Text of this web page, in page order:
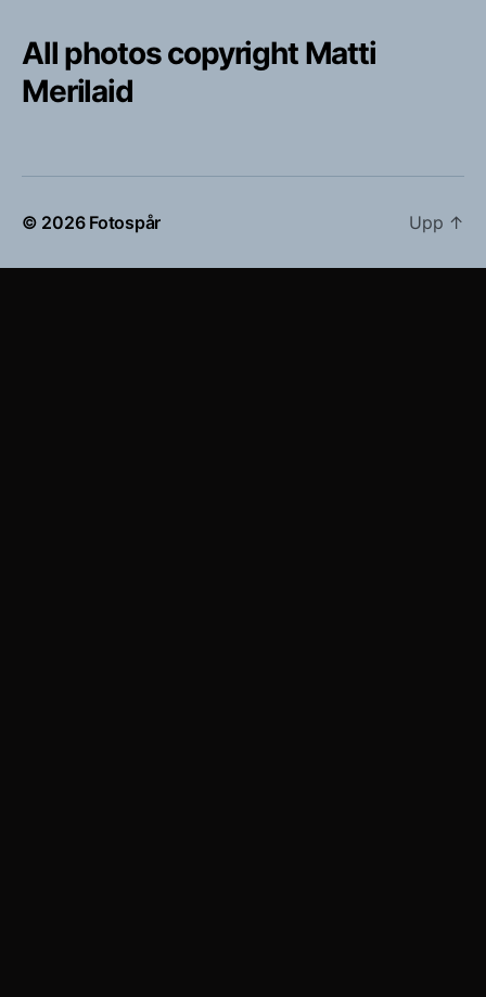
All photos copyright Matti
Merilaid
© 2026 Fotospår Upp ↑